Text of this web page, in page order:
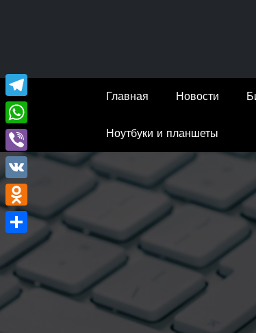
Главная Новости
Ноутбуки и планшеты
Telegram
WhatsApp
Viber
VK
Odnoklassniki
Отправить